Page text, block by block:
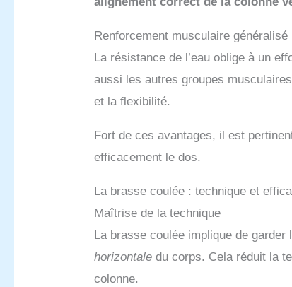
Renforcement musculaire généralisé
La résistance de l’eau oblige à un
aussi les autres groupes
et la flexibilité.
Fort de ces avantages, il est
efficacement le dos.
La brasse coulée : technique et
Maîtrise de la technique
La brasse coulée implique de
horizontale du corps. Cela réduit la
colonne.